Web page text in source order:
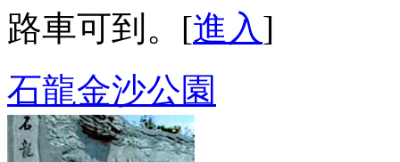
路車可到。[進入]
石龍金沙公園